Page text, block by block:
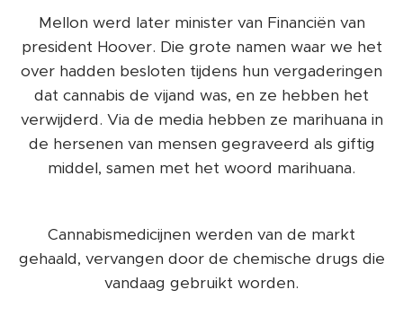
Mellon werd later minister van Financiën van
president Hoover. Die grote namen waar we het
over hadden besloten tijdens hun vergaderingen
dat cannabis de vijand was, en ze hebben het
verwijderd. Via de media hebben ze marihuana in
de hersenen van mensen gegraveerd als giftig
middel, samen met het woord marihuana.
Cannabismedicijnen werden van de markt
gehaald, vervangen door de chemische drugs die
vandaag gebruikt worden.